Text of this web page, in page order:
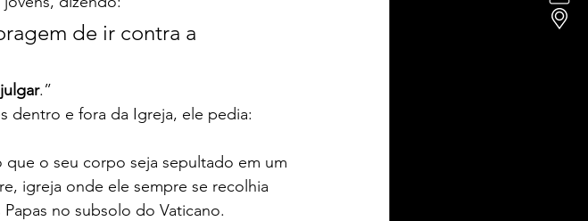
de ir contra a
.”
dentro e fora da Igreja, ele pedia:
o seu corpo seja sepultado em um
igreja onde ele sempre se recolhia
no subsolo do Vaticano.